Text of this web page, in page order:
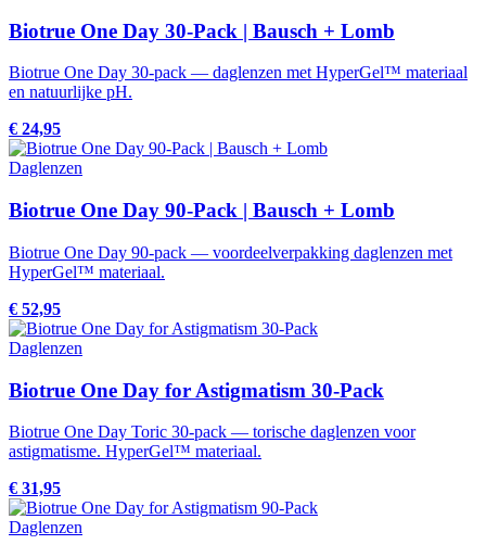
Biotrue One Day 30-Pack | Bausch + Lomb
Biotrue One Day 30-pack — daglenzen met HyperGel™ materiaal
en natuurlijke pH.
€ 24,95
Daglenzen
Biotrue One Day 90-Pack | Bausch + Lomb
Biotrue One Day 90-pack — voordeelverpakking daglenzen met
HyperGel™ materiaal.
€ 52,95
Daglenzen
Biotrue One Day for Astigmatism 30-Pack
Biotrue One Day Toric 30-pack — torische daglenzen voor
astigmatisme. HyperGel™ materiaal.
€ 31,95
Daglenzen